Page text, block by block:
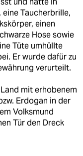
eine Taucherbrille,
einen
Hose sowie
Tüte umhüllte
Er wurde dafür zu
verurteilt.
mit erhobenem
Erdogan in der
Volksmund
Tür den Dreck